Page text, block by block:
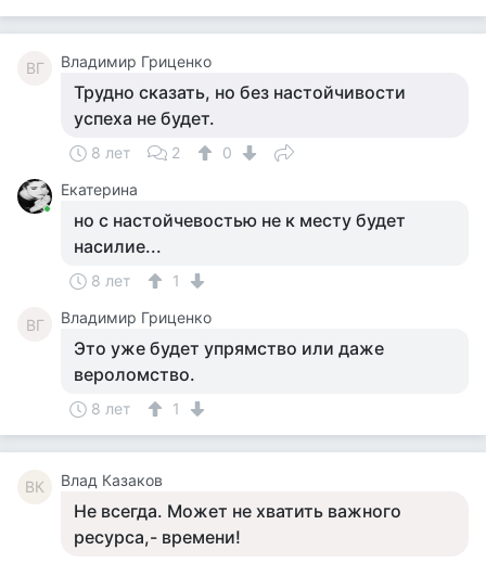
ВГ Владимир Гриценко
Трудно сказать, но без настойчивости
успеха не будет.
8 лет 2
0
Екатерина
но с настойчевостью не к месту будет
насилие...
8 лет 1
ВГ Владимир Гриценко
Это уже будет упрямство или даже
вероломство.
8 лет 1
ВК Влад Казаков
Не всегда. Может не хватить важного
ресурса,- времени!